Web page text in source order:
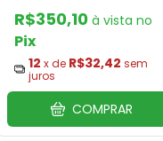
R$350,10
Pix
12 x de R$32,42 sem
juros
COMPRAR